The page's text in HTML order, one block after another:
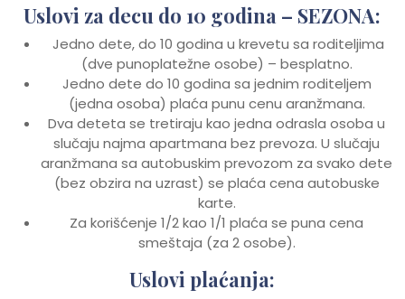
Uslovi za decu do 10 godina – SEZONA:
Jedno dete, do 10 godina u krevetu sa roditeljima
(dve punoplatežne osobe) – besplatno.
Jedno dete do 10 godina sa jednim roditeljem
(jedna osoba) plaća punu cenu aranžmana.
Dva deteta se tretiraju kao jedna odrasla osoba u
slučaju najma apartmana bez prevoza. U slučaju
aranžmana sa autobuskim prevozom za svako dete
(bez obzira na uzrast) se plaća cena autobuske
karte.
Za korišćenje 1/2 kao 1/1 plaća se puna cena
smeštaja (za 2 osobe).
Uslovi plaćanja: